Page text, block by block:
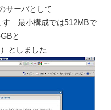
サーバとして
す 最小構成では512MBで
と
としました